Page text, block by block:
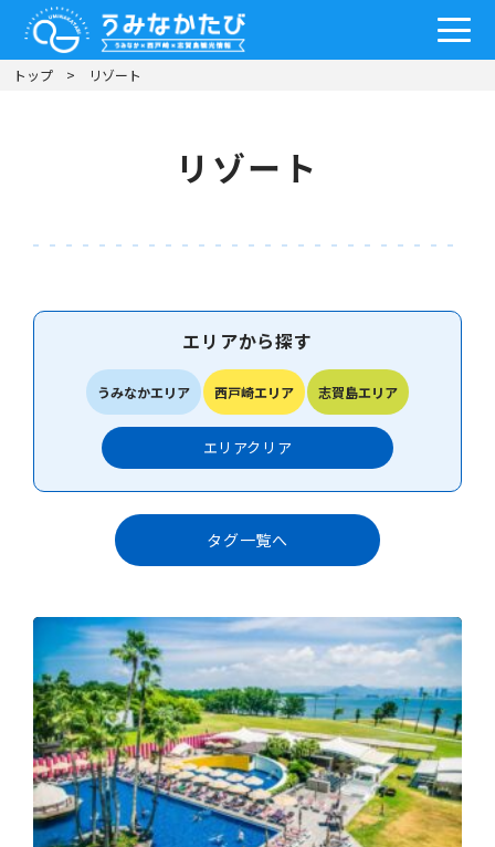
トップ リゾート
リゾート
エリアから探す
うみなかエリア 西戸崎エリア 志賀島エリア
エリアクリア
タグ一覧へ